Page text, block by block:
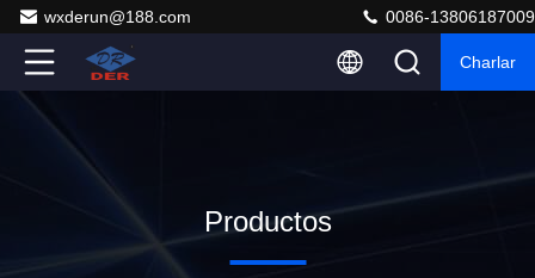
wxderun@188.com 0086-13806187009
Charlar
Productos